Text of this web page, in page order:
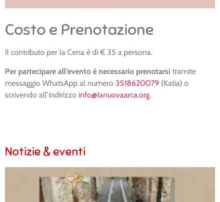
Costo e Prenotazione
Il contributo per la Cena è di € 35 a persona.
Per partecipare all’evento è necessario prenotarsi tramite
messaggio WhatsApp al numero 3518620079 (Katia) o
scrivendo all’indirizzo info@lanuovaarca.org.
Notizie & eventi